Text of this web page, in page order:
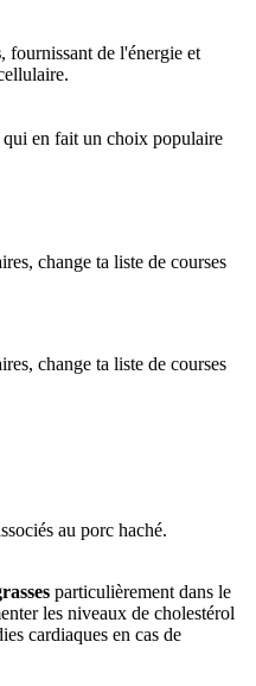
, fournissant de l'énergie et
qui en fait un choix populaire
change ta liste de courses
change ta liste de courses
au porc haché.
particulièrement dans le
les niveaux de cholestérol
cardiaques en cas de